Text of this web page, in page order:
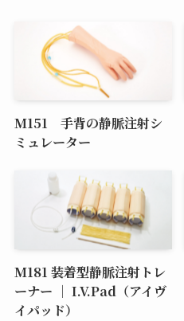
M151 手背の静脈注射シ
ミュレーター
M181 装着型静脈注射トレ
ーナー ｜ I.V.Pad（アイヴ
イパッド）